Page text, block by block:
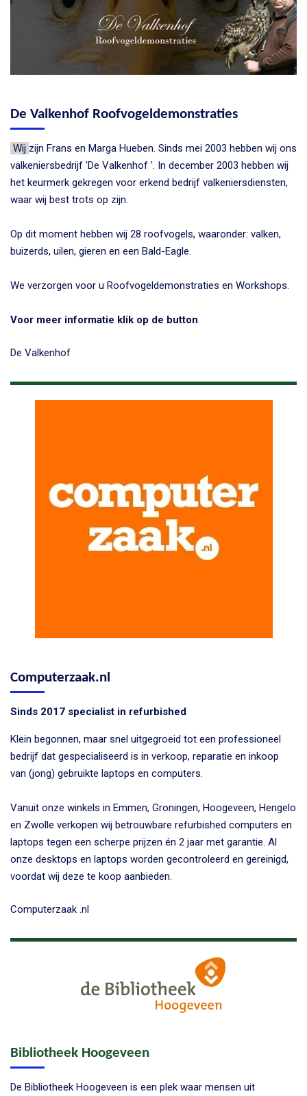
De Valkenhof Roofvogeldemonstraties
Wij zijn Frans en Marga Hueben. Sinds mei 2003 hebben wij ons
valkeniersbedrijf 'De Valkenhof '. In december 2003 hebben wij
het keurmerk gekregen voor erkend bedrijf valkeniersdiensten,
waar wij best trots op zijn.
Op dit moment hebben wij 28 roofvogels, waaronder: valken,
buizerds, uilen, gieren en een Bald-Eagle.
We verzorgen voor u Roofvogeldemonstraties en Workshops.
Voor meer informatie klik op de button
De Valkenhof
Computerzaak.nl
Sinds 2017 specialist in refurbished
Klein begonnen, maar snel uitgegroeid tot een professioneel
bedrijf dat gespecialiseerd is in verkoop, reparatie en inkoop
van (jong) gebruikte laptops en computers.
Vanuit onze winkels in Emmen, Groningen, Hoogeveen, Hengelo
en Zwolle verkopen wij betrouwbare refurbished computers en
laptops tegen een scherpe prijzen én 2 jaar met garantie. Al
onze desktops en laptops worden gecontroleerd en gereinigd,
voordat wij deze te koop aanbieden.
Computerzaak .nl
Bibliotheek Hoogeveen
De Bibliotheek Hoogeveen is een plek waar mensen uit